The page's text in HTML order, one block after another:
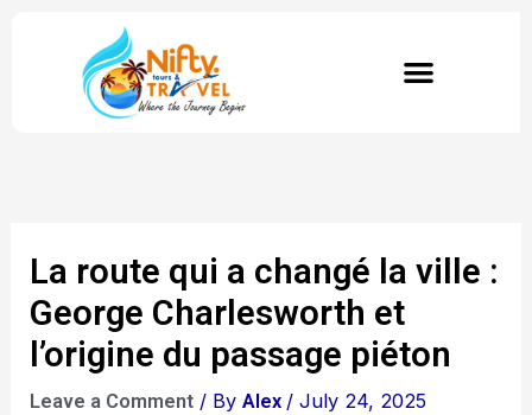
La route qui a changé la ville :
George Charlesworth et
l’origine du passage piéton
Leave a Comment / ByAlex /July 24, 2025